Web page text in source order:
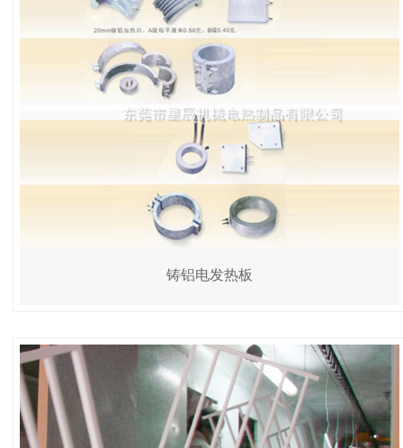
铸铝电发热板